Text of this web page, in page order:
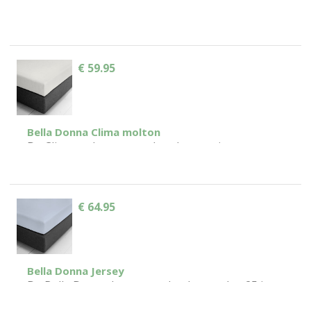
Bella Donna Clima molton
De Clima molton matrasbeschermer is
maten, en biedt met het oppervlak van badstof
van 100%...
€ 59.95
Bella Donna Jersey
De Bella Donna Jersey maakt al meer dan 25 jaar
€ 64.95